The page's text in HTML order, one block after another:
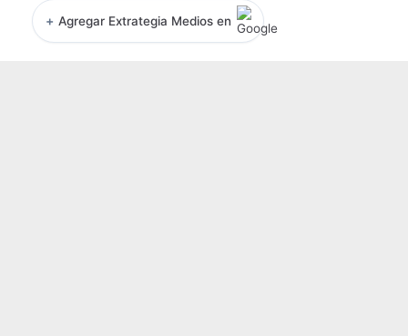
+ Agregar Extrategia Medios en